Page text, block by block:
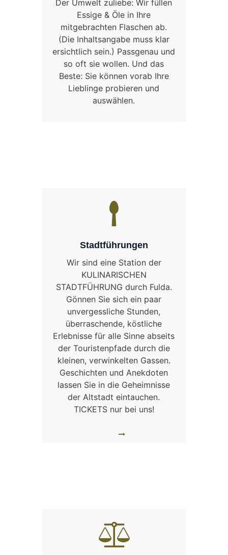
Der Umwelt zuliebe: Wir füllen
Essige & Öle in Ihre
mitgebrachten Flaschen ab.
(Die Inhaltsangabe muss klar
ersichtlich sein.) Passgenau und
so oft sie wollen. Und das
Beste: Sie können vorab Ihre
Lieblinge probieren und
auswählen.
Stadtführungen
Wir sind eine Station der
KULINARISCHEN
STADTFÜHRUNG durch Fulda.
Gönnen Sie sich ein paar
unvergessliche Stunden,
überraschende, köstliche
Erlebnisse für alle Sinne abseits
der Touristenpfade durch die
kleinen, verwinkelten Gassen.
Geschichten und Anekdoten
lassen Sie in die Geheimnisse
der Altstadt eintauchen.
TICKETS nur bei uns!